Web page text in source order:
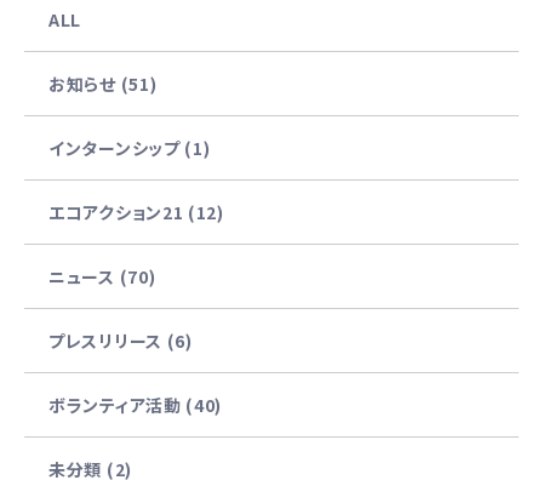
ALL
お知らせ (51)
インターンシップ (1)
エコアクション21 (12)
ニュース (70)
プレスリリース (6)
ボランティア活動 (40)
未分類 (2)